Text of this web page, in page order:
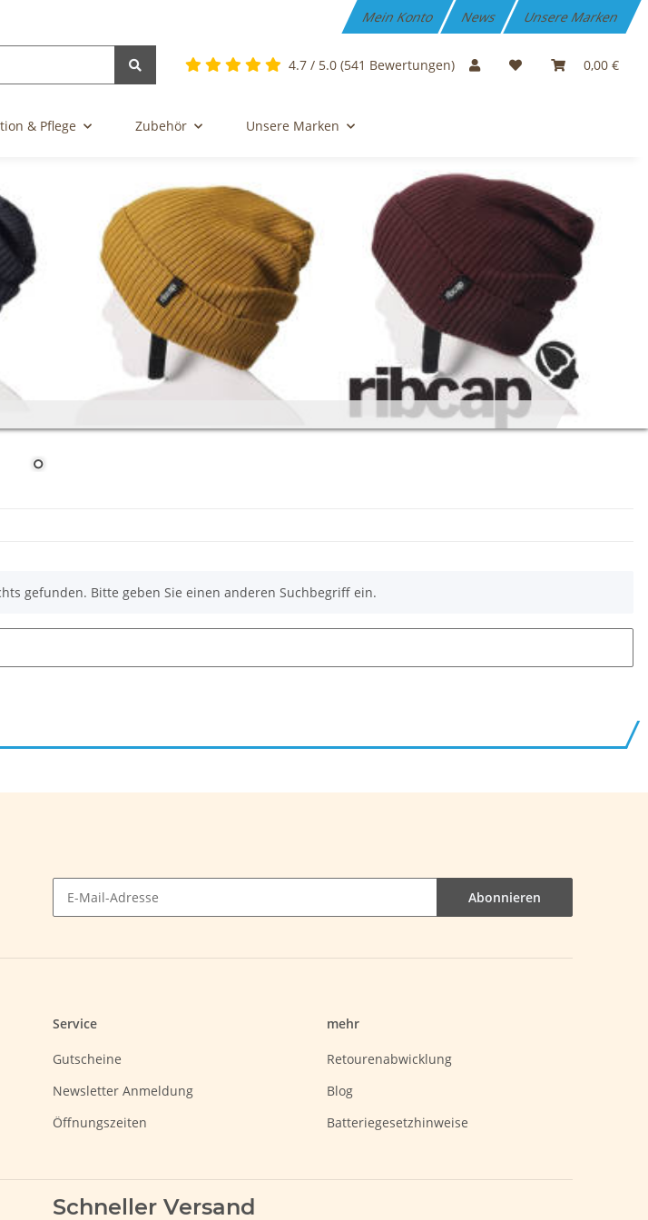
Mein Konto News Unsere Marken
4.7 / 5.0 (541 Bewertungen) 0,00 €
& Pflege Zubehör Unsere Marken
gefunden. Bitte geben Sie einen anderen Suchbegriff ein.
Abonnieren
Service
Gutscheine
Newsletter Anmeldung
Öffnungszeiten
mehr
Retourenabwicklung
Blog
Batteriegesetzhinweise
Schneller Versand